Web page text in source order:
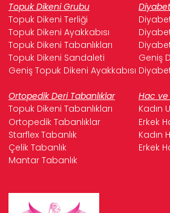
Topuk Dikeni Grubu
Topuk Dikeni Terliği
Topuk Dikeni Ayakkabısı
Topuk Dikeni Tabanlıkları
Topuk Dikeni Sandaleti
Geniş
Geniş Topuk Dikeni Ayakkabısı
Ortopedik Deri Tabanlıklar
Hac
Topuk Dikeni Tabanlıkları
Kadın
Ortopedik Tabanlıklar
Erkek
Starflex Tabanlık
Kadın
Çelik Tabanlık
Erkek
Mantar Tabanlık